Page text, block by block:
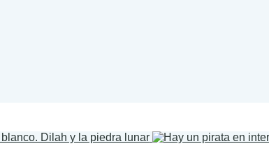
Dilah y la piedra lunar